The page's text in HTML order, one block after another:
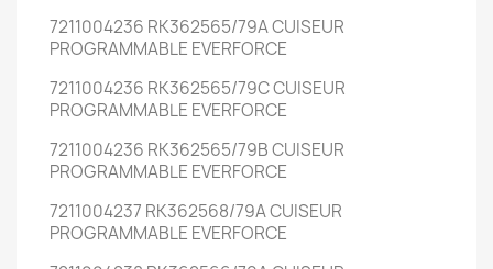
7211004236 RK362565/79A CUISEUR
PROGRAMMABLE EVERFORCE
7211004236 RK362565/79C CUISEUR
PROGRAMMABLE EVERFORCE
7211004236 RK362565/79B CUISEUR
PROGRAMMABLE EVERFORCE
7211004237 RK362568/79A CUISEUR
PROGRAMMABLE EVERFORCE